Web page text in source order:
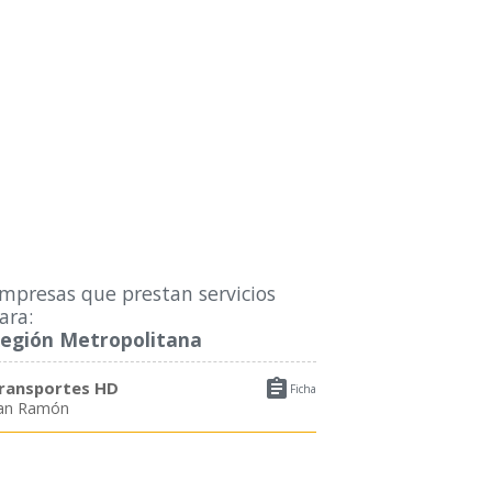
que prestan servicios
Metropolitana
 Ficha
HD
Ramón